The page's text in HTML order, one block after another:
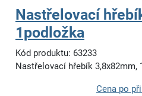
Nastřelovací
1podložka
Kód produktu: 63233
Nastřelovací hřebík 3,8x82mm,
Cena po